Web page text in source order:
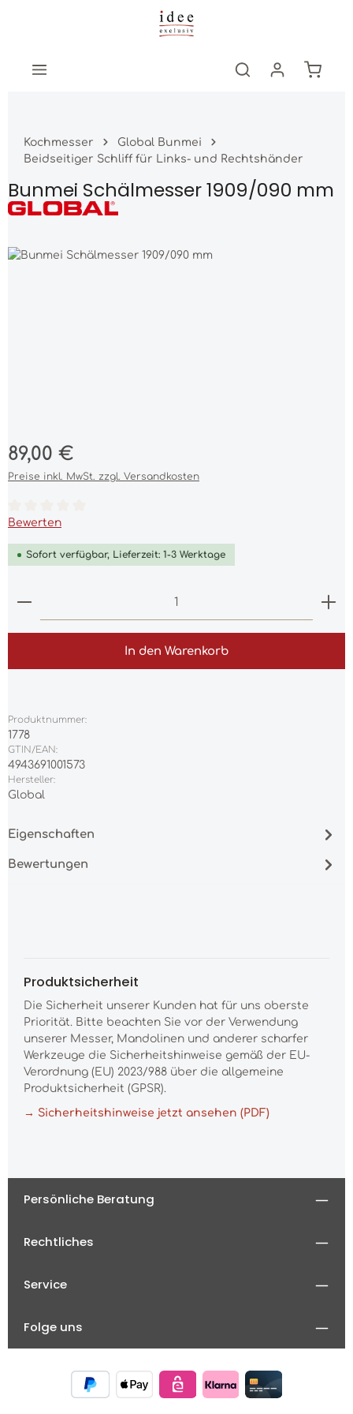
Zum Hauptinhalt springen
Kochmesser
Global Bunmei
Beidseitiger Schliff für Links- und Rechtshänder
Bunmei Schälmesser 1909/090 mm
Bildergalerie überspringen
Regulärer Preis:
89,00 €
Preise inkl. MwSt. zzgl. Versandkosten
Durchschnittliche Bewertung von 0 von 5 Sternen
Bewerten
Sofort verfügbar, Lieferzeit: 1-3 Werktage
Produkt Anzahl: Gib den gewünschten Wert
In den Warenkorb
Produktnummer:
1778
GTIN/EAN:
4943691001573
Hersteller:
Global
Eigenschaften
Bewertungen
Produktsicherheit
Die Sicherheit unserer Kunden hat für uns oberste
Priorität. Bitte beachten Sie vor der Verwendung
unserer Messer, Mandolinen und anderer scharfer
Werkzeuge die Sicherheitshinweise gemäß der EU-
Verordnung (EU) 2023/988 über die allgemeine
Produktsicherheit (GPSR).
→ Sicherheitshinweise jetzt ansehen (PDF)
Persönliche Beratung
Rechtliches
Service
Folge uns